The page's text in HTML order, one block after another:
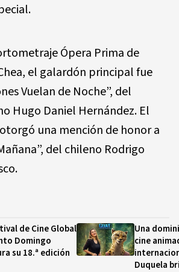
Ópera Prima de
el galardón principal fue
Vuelan de Noche”, del
Hugo Daniel Hernández. El
una mención de honor a
del chileno Rodrigo
de Cine Global
Domingo
su 18.ª edición
Una
cine
Duquela